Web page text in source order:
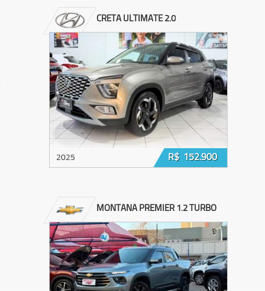
CRETA ULTIMATE 2.0
2025 R$ 152.900
MONTANA PREMIER 1.2 TURBO